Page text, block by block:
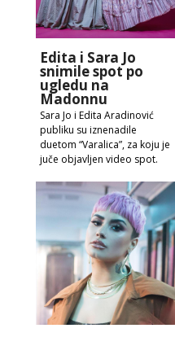
Edita i Sara Jo
snimile spot po
ugledu na
Madonnu
Sara Jo i Edita Aradinović
publiku su iznenadile
duetom “Varalica”, za koju je
juče objavljen video spot.